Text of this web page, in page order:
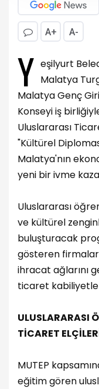
A+ A-
Y eşilyurt
Malatya
Malatya Genç
Konseyi iş
Uluslararası
"Kültürel
Malatya'nın
yeni bir ivme
Uluslararası
ve kültürel
buluşturacak
gösteren
ihracat ağlarını
ticaret
ULUSLARARASI
TİCARET
MUTEP
eğitim gören